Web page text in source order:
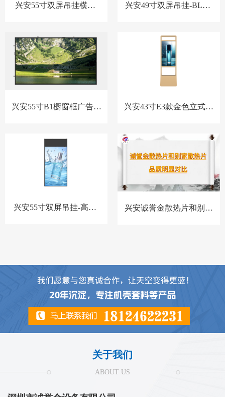
兴安55寸双屏吊挂横屏-
兴安49寸双屏吊挂-BL款-
兴安55寸B1橱窗框广告机
兴安43寸E3款金色立式橱
兴安55寸双屏吊挂-高亮-
兴安诚誉金散热片和别家
关于我们
ABOUT US